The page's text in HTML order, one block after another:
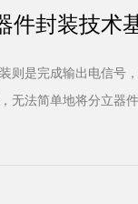
件封装技术
则是完成输出电信号
无法简单地将分立器